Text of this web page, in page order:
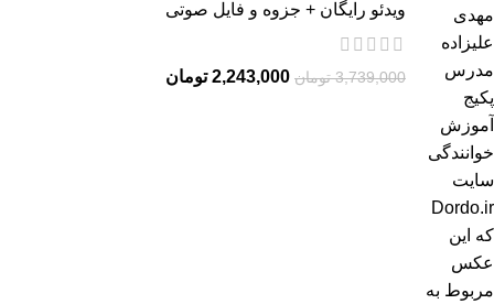
ویدئو رایگان + جزوه و فایل صوتی
3,739,000 تومان 2,243,000 تومان